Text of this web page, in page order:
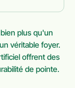
plus qu'un
véritable foyer.
offrent des
de pointe.